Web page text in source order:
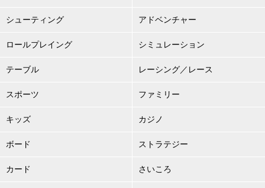
シューティング アドベンチャー
ロールプレイング シミュレーション
テーブル レーシング／レース
スポーツ ファミリー
キッズ カジノ
ボード ストラテジー
カード さいころ